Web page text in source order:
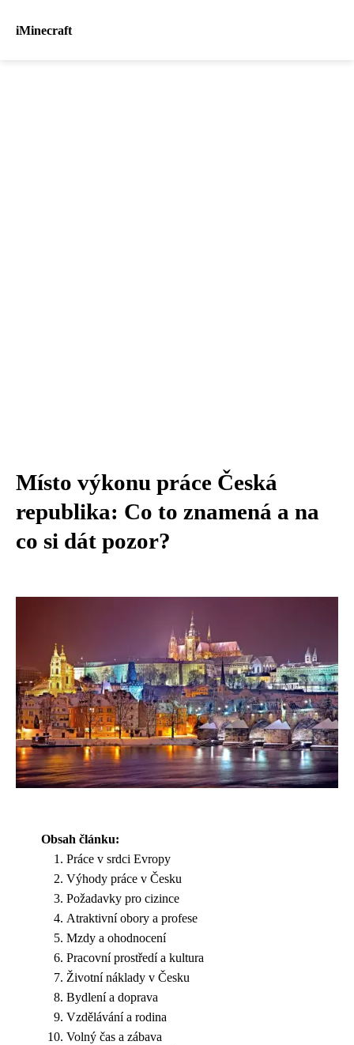
iMinecraft
Místo výkonu práce Česká
republika: Co to znamená a na
co si dát pozor?
Obsah článku:
Práce v srdci Evropy
Výhody práce v Česku
Požadavky pro cizince
Atraktivní obory a profese
Mzdy a ohodnocení
Pracovní prostředí a kultura
Životní náklady v Česku
Bydlení a doprava
Vzdělávání a rodina
Volný čas a zábava